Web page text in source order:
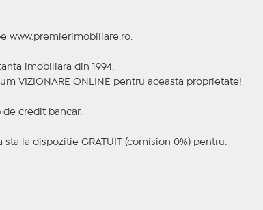
www.premierimobiliare.ro.
imobiliara din 1994.
VIZIONARE ONLINE pentru aceasta proprietate!
credit bancar.
la dispozitie GRATUIT (comision 0%) pentru: